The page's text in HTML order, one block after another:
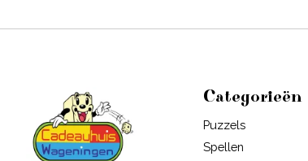
Categorieën
Puzzels
Spellen